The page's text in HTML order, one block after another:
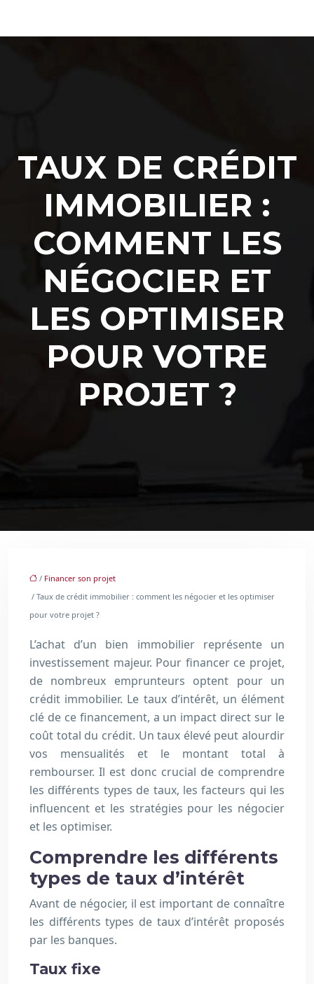
TAUX DE CRÉDIT
IMMOBILIER :
COMMENT LES
NÉGOCIER ET
LES OPTIMISER
POUR VOTRE
PROJET ?
/ Financer son projet
/ Taux de crédit immobilier : comment les négocier et les optimiser
pour votre projet ?
L’achat d’un bien immobilier représente un
investissement majeur. Pour financer ce projet,
de nombreux emprunteurs optent pour un
crédit immobilier. Le taux d’intérêt, un élément
clé de ce financement, a un impact direct sur le
coût total du crédit. Un taux élevé peut alourdir
vos mensualités et le montant total à
rembourser. Il est donc crucial de comprendre
les différents types de taux, les facteurs qui les
influencent et les stratégies pour les négocier
et les optimiser.
Comprendre les différents
types de taux d’intérêt
Avant de négocier, il est important de connaître
les différents types de taux d’intérêt proposés
par les banques.
Taux fixe